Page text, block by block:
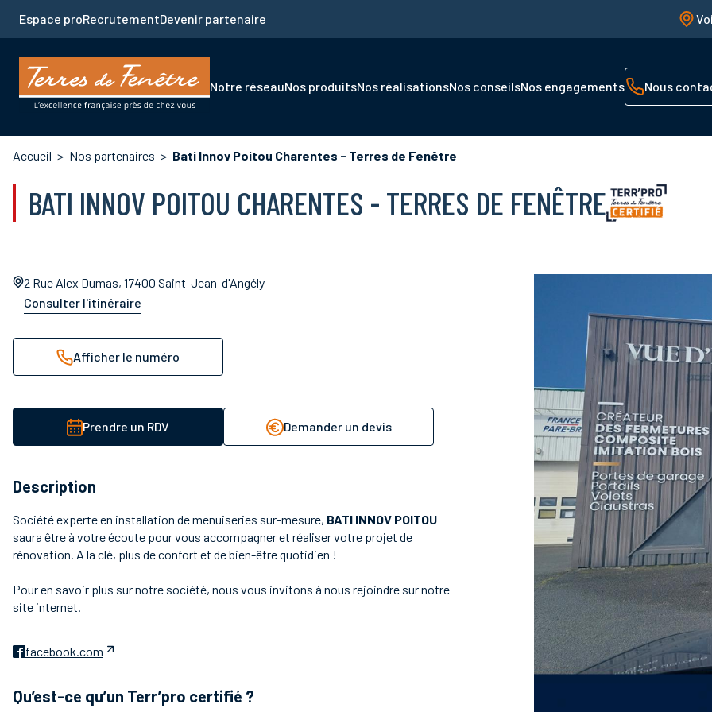
contenu
principal
Espace proRecrutementDevenir partenaire
Navigation
Notre réseauNos produitsNos réalisationsNos conseilsNos engagements Nous
Fil
Accueil Nos partenaires Bati Innov Poitou Charentes - Terres de Fenêtre
BATI INNOV POITOU CHARENTES - TERRES DE FENÊTRE
2 Rue Alex Dumas, 17400 Saint-Jean-d'Angély
Consulter l'itinéraire
Afficher le numéro
Prendre un RDV Demander un devis
Description
Société experte en installation de menuiseries sur-mesure, BATI INNOV POITOU
saura être à votre écoute pour vous accompagner et réaliser votre projet de
rénovation. A la clé, plus de confort et de bien-être quotidien !
Pour en savoir plus sur notre société, nous vous invitons à nous rejoindre sur notre
site internet.
facebook.com
Qu’est-ce qu’un Terr’pro certifié ?